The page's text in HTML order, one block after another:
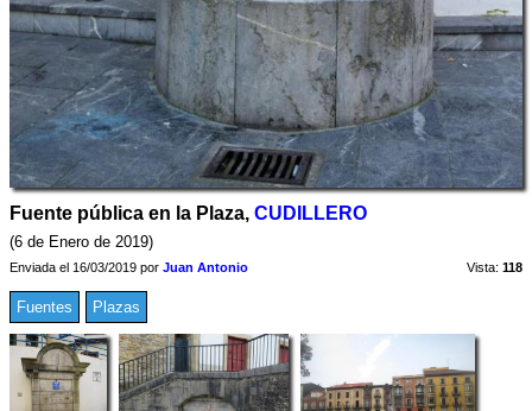
Fuente pública en la Plaza, CUDILLERO
(6 de Enero de 2019)
Enviada el 16/03/2019 por Juan Antonio Vista: 118
Fuentes Plazas